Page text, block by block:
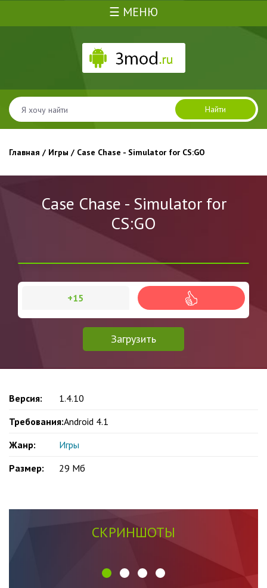
☰ МЕНЮ
Найти
Главная / Игры / Case Chase - Simulator for CS:GO
Case Chase - Simulator for
CS:GO
Загрузить
+15
Версия:
1.4.10
Требования:Android 4.1
Жанр:
Игры
Размер:
29 Мб
СКРИНШОТЫ